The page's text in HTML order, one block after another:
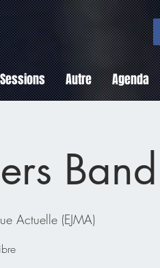
Autre Agenda
Band
Actuelle (EJMA)